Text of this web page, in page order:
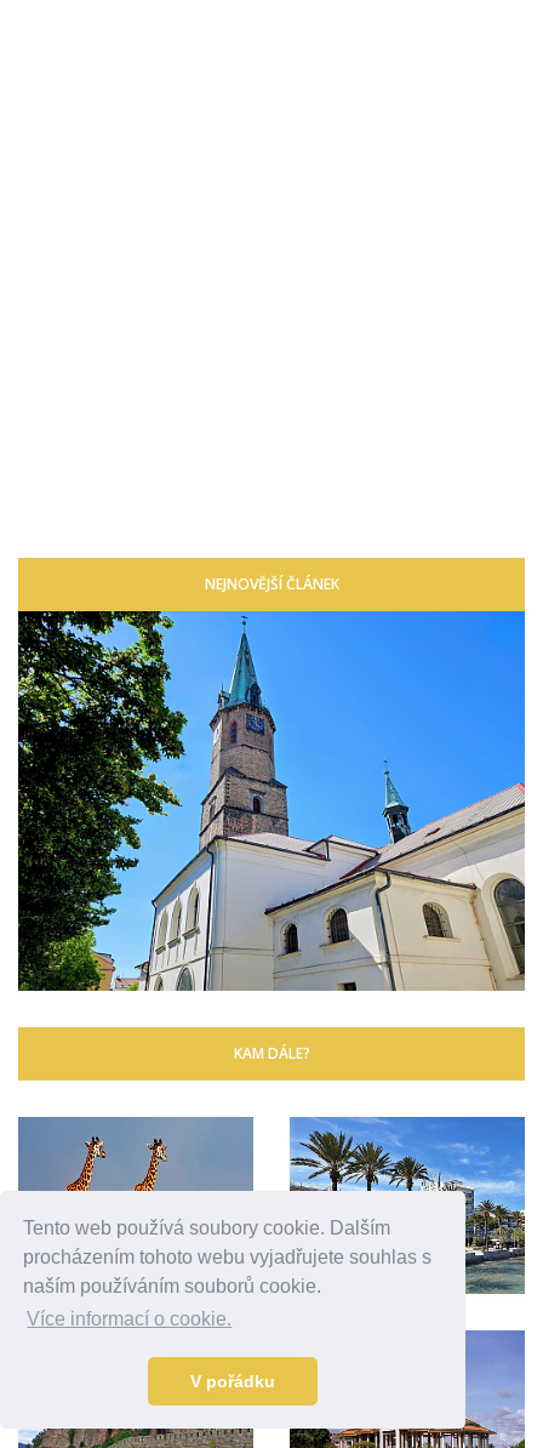
Tento web používá soubory cookie. Dalším
procházením tohoto webu vyjadřujete souhlas s
naším používáním souborů cookie.
Více informací o cookie.
V pořádku
NEJNOVĚJŠÍ ČLÁNEK
KAM DÁLE?